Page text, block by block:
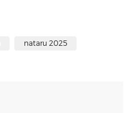
nataru 2025